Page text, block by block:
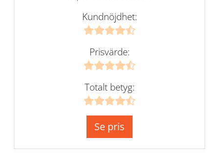
Kundnöjdhet:
Prisvärde:
Totalt betyg:
Se pris